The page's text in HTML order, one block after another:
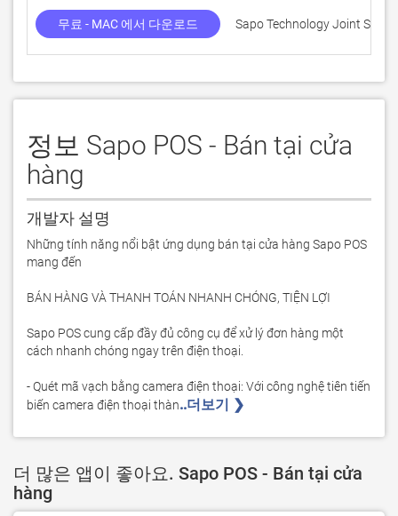
무료 - MAC 에서 다운로드 Sapo Technology Joint Stock
정보 Sapo POS - Bán tại cửa
hàng
개발자 설명
Những tính năng nổi bật ứng dụng bán tại cửa hàng Sapo POS
mang đến
BÁN HÀNG VÀ THANH TOÁN NHANH CHÓNG, TIỆN LỢI
Sapo POS cung cấp đầy đủ công cụ để xử lý đơn hàng một
cách nhanh chóng ngay trên điện thoại.
- Quét mã vạch bằng camera điện thoại: Với công nghệ tiên tiến
biến camera điện thoại thàn..더보기 ❯
더 많은 앱이 좋아요. Sapo POS - Bán tại cửa
hàng